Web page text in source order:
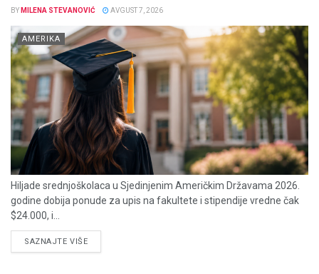
BY MILENA STEVANOVIĆ AVGUST 7, 2026
AMERIKA
Hiljade srednjoškolaca u Sjedinjenim Američkim Državama 2026.
godine dobija ponude za upis na fakultete i stipendije vredne čak
$24.000, i...
SAZNAJTE VIŠEDETAILS